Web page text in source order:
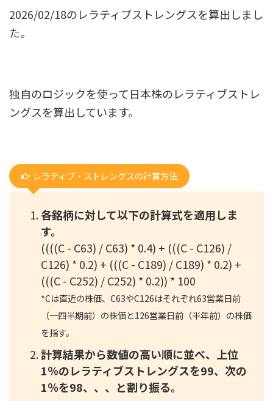
2026/02/18のレラティブストレングスを算出しまし
た。
独自のロジックを使って日本株のレラティブストレ
ングスを算出しています。
レラティブ・ストレングスの計算方法
各銘柄に対して以下の計算式を適用しま
す。
((((C - C63) / C63) * 0.4) + (((C - C126) /
C126) * 0.2) + (((C - C189) / C189) * 0.2) +
(((C - C252) / C252) * 0.2)) * 100
*Cは直近の株価、C63やC126はそれぞれ63営業日前
（一四半期前）の株価と126営業日前（半年前）の株価
を指す。
計算結果から数値の高い順に並べ、上位
1％のレラティブストレングスを99、次の
1％を98、、、と割り振る。